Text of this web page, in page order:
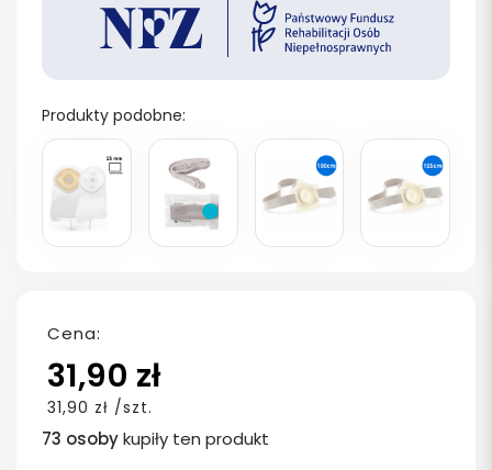
Produkty podobne:
Cena:
31,90 zł
31,90 zł /szt.
73 osobykupiły ten produkt